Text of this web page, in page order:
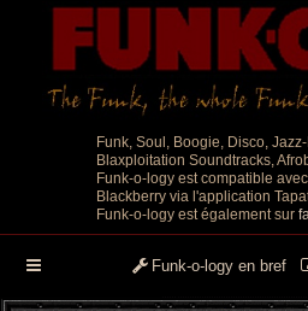
Funk, Soul, Boogie, Disco,
Blaxploitation Soundtracks,
Funk-o-logy est compatible
Blackberry via l'application
Funk-o-logy est également sur
Funk-o-logy en bref